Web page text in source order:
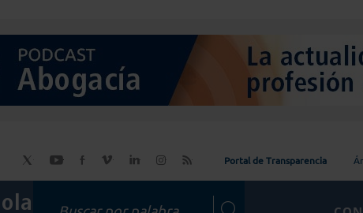
Portal de Transparencia